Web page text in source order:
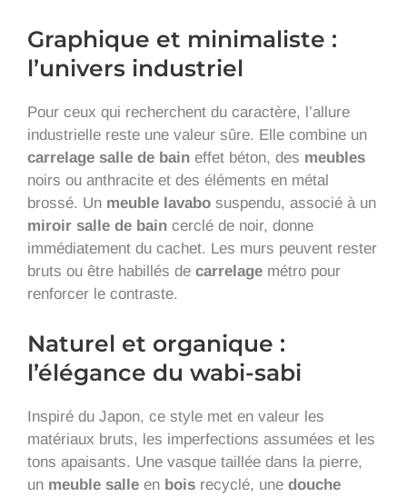
Graphique et minimaliste :
l’univers industriel
Pour ceux qui recherchent du caractère, l’allure
industrielle reste une valeur sûre. Elle combine un
carrelage salle de bain effet béton, des meubles
noirs ou anthracite et des éléments en métal
brossé. Un meuble lavabo suspendu, associé à un
miroir salle de bain cerclé de noir, donne
immédiatement du cachet. Les murs peuvent rester
bruts ou être habillés de carrelage métro pour
renforcer le contraste.
Naturel et organique :
l’élégance du wabi-sabi
Inspiré du Japon, ce style met en valeur les
matériaux bruts, les imperfections assumées et les
tons apaisants. Une vasque taillée dans la pierre,
un meuble salle en bois recyclé, une douche